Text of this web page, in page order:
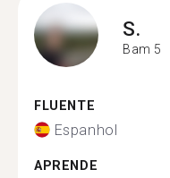
S.
Bam 5
FLUENTE
Espanhol
APRENDE